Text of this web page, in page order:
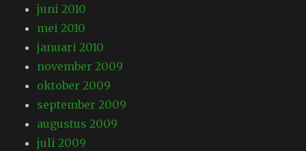
juni 2010
mei 2010
januari 2010
november 2009
oktober 2009
september 2009
augustus 2009
juli 2009